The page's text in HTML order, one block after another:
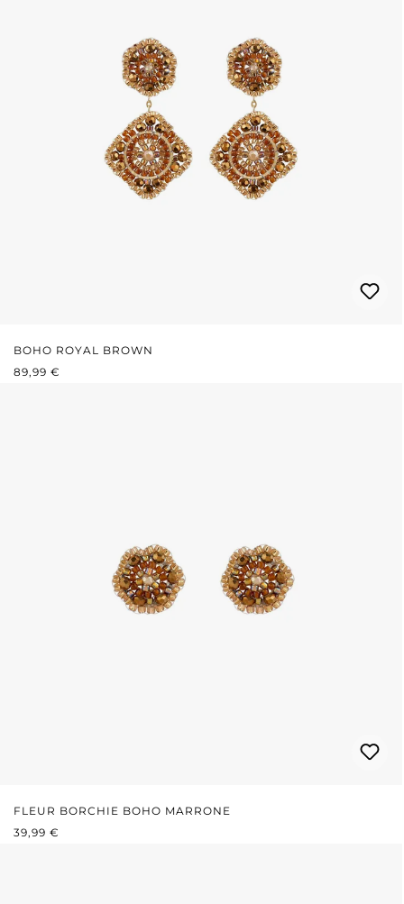
BOHO ROYAL BROWN
PREZZO NORMALE:
89,99 €
FLEUR BORCHIE BOHO MARRONE
PREZZO NORMALE:
39,99 €